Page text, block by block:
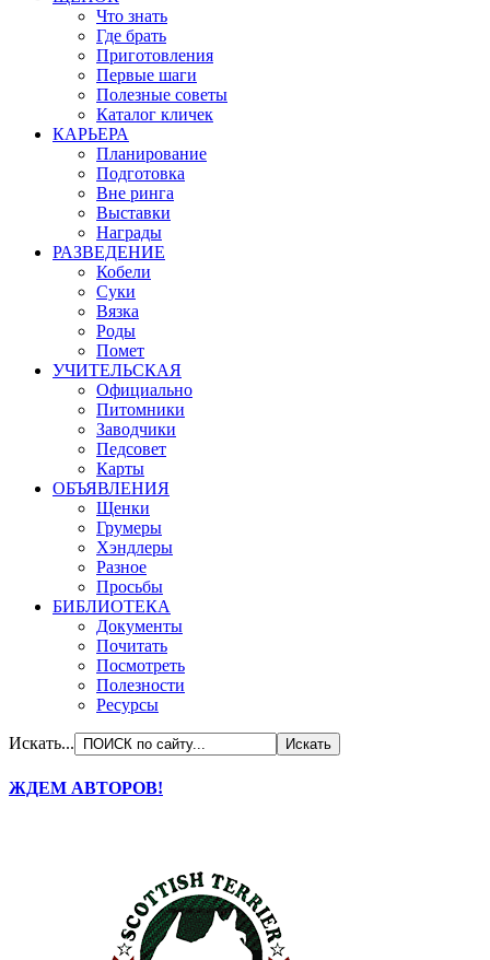
Что знать
Где брать
Приготовления
Первые шаги
Полезные советы
Каталог кличек
КАРЬЕРА
Планирование
Подготовка
Вне ринга
Выставки
Награды
РАЗВЕДЕНИЕ
Кобели
Суки
Вязка
Роды
Помет
УЧИТЕЛЬСКАЯ
Официально
Питомники
Заводчики
Педсовет
Карты
ОБЪЯВЛЕНИЯ
Щенки
Грумеры
Хэндлеры
Разное
Просьбы
БИБЛИОТЕКА
Документы
Почитать
Посмотреть
Полезности
Ресурсы
Искать...
ЖДЕМ АВТОРОВ!